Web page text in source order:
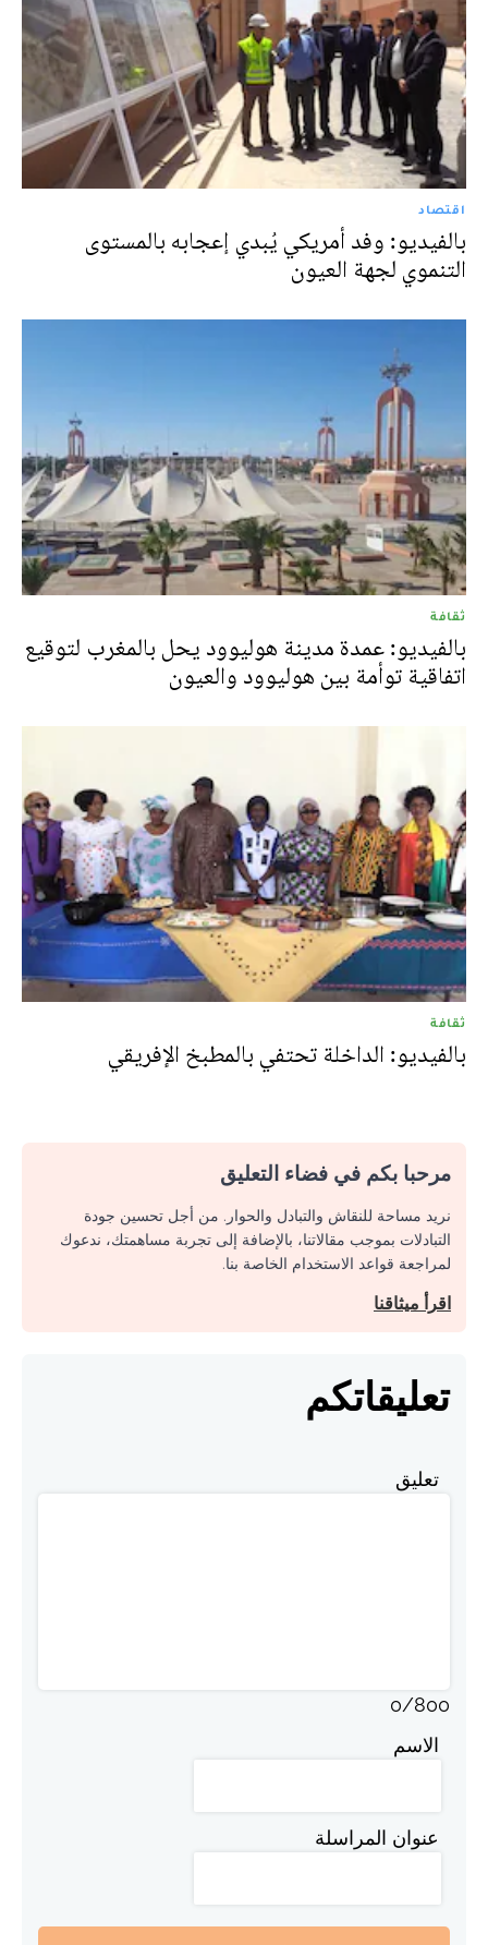
اقتصاد
بالفيديو: وفد أمريكي يُبدي إعجابه بالمستوى
التنموي لجهة العيون
ثقافة
بالفيديو: عمدة مدينة هوليوود يحل بالمغرب لتوقيع
اتفاقية توأمة بين هوليوود والعيون
ثقافة
بالفيديو: الداخلة تحتفي بالمطبخ الإفريقي
مرحبا بكم في فضاء التعليق
نريد مساحة للنقاش والتبادل والحوار. من أجل تحسين جودة
التبادلات بموجب مقالاتنا، بالإضافة إلى تجربة مساهمتك، ندعوك
لمراجعة قواعد الاستخدام الخاصة بنا.
اقرأ ميثاقنا
تعليقاتكم
تعليق
0/800
الاسم
عنوان المراسلة